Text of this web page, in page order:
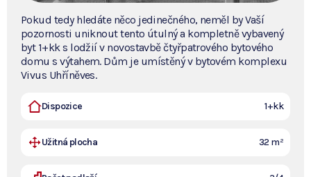
Pokud tedy hledáte něco jedinečného, neměl by Vaší
pozornosti uniknout tento útulný a kompletně vybavený
byt 1+kk s lodžií v novostavbě čtyřpatrového bytového
domu s výtahem. Dům je umístěný v bytovém komplexu
Vivus Uhříněves.
Dispozice 1+kk
Užitná plocha 32 m²